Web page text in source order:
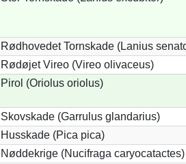
Rødhovedet Tornskade (Lanius
Rødøjet Vireo (Vireo olivaceus)
Pirol (Oriolus oriolus)
Skovskade (Garrulus glandarius)
Husskade (Pica pica)
Nøddekrige (Nucifraga caryocatactes)